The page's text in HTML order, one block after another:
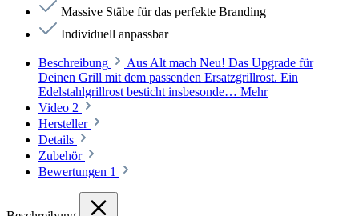
Massive Stäbe für das perfekte Branding
Individuell anpassbar
Beschreibung
Aus Alt mach Neu! Das Upgrade für
Deinen Grill mit dem passenden Ersatzgrillrost. Ein
Edelstahlgrillrost besticht insbesonde… Mehr
Video 2
Hersteller
Details
Zubehör
Bewertungen 1